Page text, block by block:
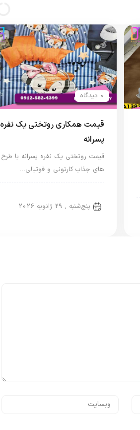
0 دیدگاه
قیمت همکاری روتختی یک نفره
پسرانه
قیمت روتختی یک نفره پسرانه با طرح
های جذاب کارتونی و فوتبالی…
پنج‌شنبه , 29 ژانویه 2026